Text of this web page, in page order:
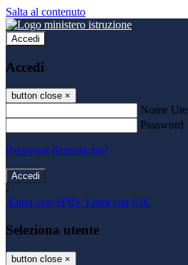
Salta al contenuto
Accedi
Accedi
button close ×
Nome
Password
Password dimenticata?
-
Entra con SPID Entra con CIE
Seleziona utente
button close ×